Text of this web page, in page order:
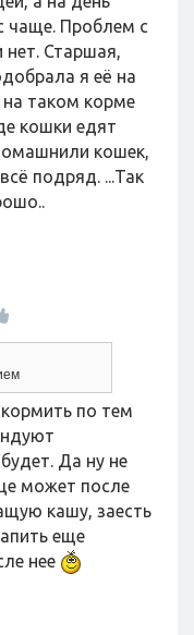
чаще. Проблем с
нет. Старшая,
я её на
на таком корме
кошки едят
кошек,
подряд. ...Так
по тем
Да ну не
может после
кашу, заесть
еще
нее